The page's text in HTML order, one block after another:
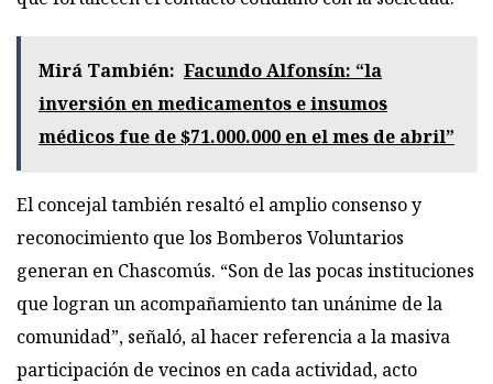
Mirá También: Facundo Alfonsín: “la
inversión en medicamentos e insumos
médicos fue de $71.000.000 en el mes de abril”
El concejal también resaltó el amplio consenso y
reconocimiento que los Bomberos Voluntarios
generan en Chascomús. “Son de las pocas instituciones
que logran un acompañamiento tan unánime de la
comunidad”, señaló, al hacer referencia a la masiva
participación de vecinos en cada actividad, acto